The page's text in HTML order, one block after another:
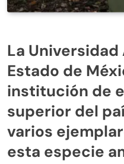
La
Estado de
institución de
superior del
varios
esta especie